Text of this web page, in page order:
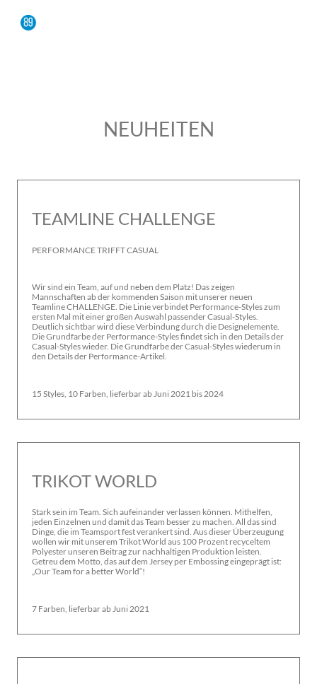
NEUHEITEN
TEAMLINE CHALLENGE
PERFORMANCE TRIFFT CASUAL
Wir sind ein Team, auf und neben dem Platz! Das zeigen
Mannschaften ab der kommenden Saison mit unserer neuen
Teamline CHALLENGE. Die Linie verbindet Performance-Styles zum
ersten Mal mit einer großen Auswahl passender Casual-Styles.
Deutlich sichtbar wird diese Verbindung durch die Designelemente.
Die Grundfarbe der Performance-Styles findet sich in den Details der
Casual-Styles wieder. Die Grundfarbe der Casual-Styles wiederum in
den Details der Performance-Artikel.
15 Styles, 10 Farben, lieferbar ab Juni 2021 bis 2024
TRIKOT WORLD
Stark sein im Team. Sich aufeinander verlassen können. Mithelfen,
jeden Einzelnen und damit das Team besser zu machen. All das sind
Dinge, die im Teamsport fest verankert sind. Aus dieser Überzeugung
wollen wir mit unserem Trikot World aus 100 Prozent recyceltem
Polyester unseren Beitrag zur nachhaltigen Produktion leisten.
Getreu dem Motto, das auf dem Jersey per Embossing eingeprägt ist:
„Our Team for a better World“!
7 Farben, lieferbar ab Juni 2021